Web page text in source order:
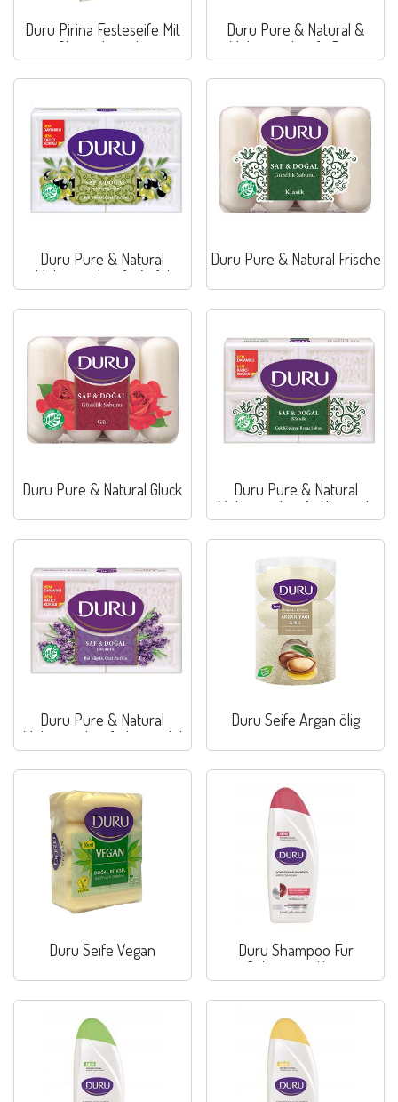
Duru Pirina Festeseife Mit
Olivenolextrakt
Duru Pure & Natural &
Mehrzweckseife Rose
Duru Pure & Natural
Mehrzweckseife Apfel
Duru Pure & Natural Frische
Duru Pure & Natural Gluck
Duru Pure & Natural
Mehrzweckseife Klassisch
Duru Pure & Natural
Mehrzweckseife Lavendel
Duru Seife Argan ölig
Duru Seife Vegan
Duru Shampoo Fur
Coloriertes Haar